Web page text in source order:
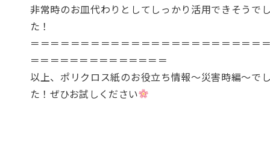
非常時のお皿代わりとしてしっかり活用できそうで
た！
＝＝＝＝＝＝＝＝＝＝＝＝＝＝＝＝＝＝＝＝＝＝＝
＝＝＝＝＝＝＝＝＝＝＝＝＝＝
以上、ポリクロス紙のお役立ち情報～災害時編～で
た！ぜひお試しください